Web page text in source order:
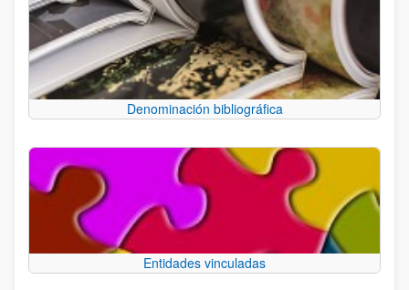
Denominación bibliográfica
Entidades vinculadas